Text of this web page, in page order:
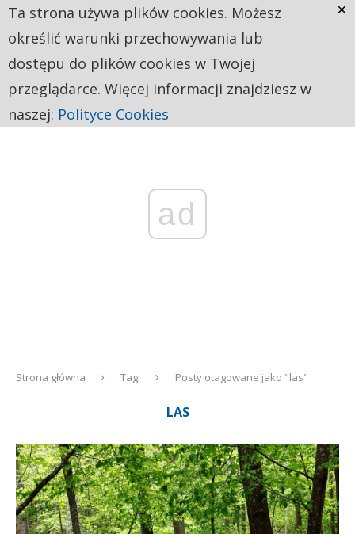
ad
Strona główna Tagi Posty otagowane jako "las"
LAS
Ta strona używa plików cookies. Możesz
określić warunki przechowywania lub
dostępu do plików cookies w Twojej
przeglądarce. Więcej informacji znajdziesz w
naszej: Polityce Cookies
×